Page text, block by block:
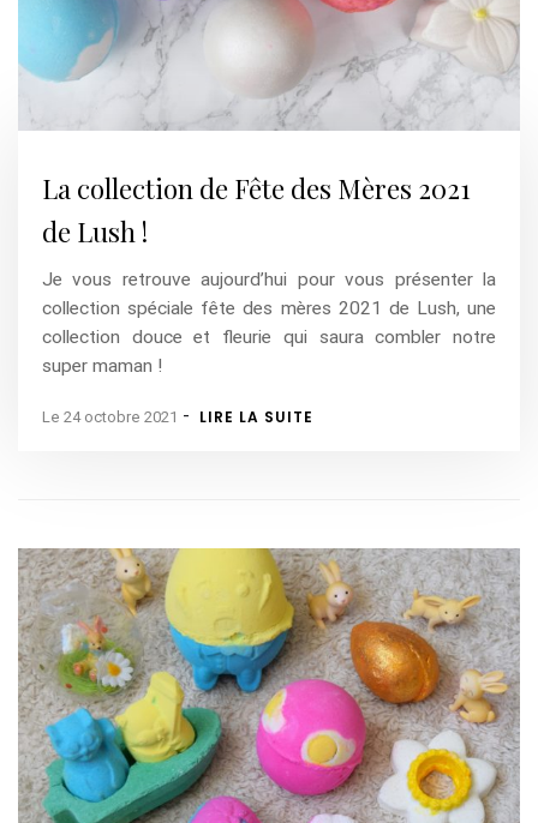
La collection de Fête des Mères 2021
de Lush !
Je vous retrouve aujourd’hui pour vous présenter la
collection spéciale fête des mères 2021 de Lush, une
collection douce et fleurie qui saura combler notre
super maman !
Le 24 octobre 2021 - LIRE LA SUITE